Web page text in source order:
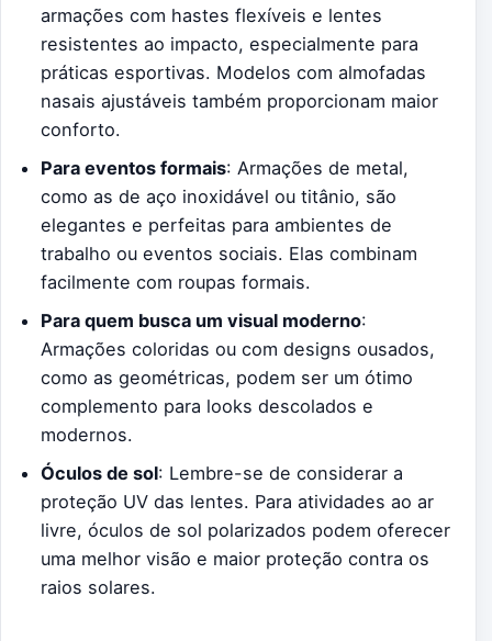
armações com hastes flexíveis e lentes
resistentes ao impacto, especialmente para
práticas esportivas. Modelos com almofadas
nasais ajustáveis também proporcionam maior
conforto.
Para eventos formais: Armações de metal,
como as de aço inoxidável ou titânio, são
elegantes e perfeitas para ambientes de
trabalho ou eventos sociais. Elas combinam
facilmente com roupas formais.
Para quem busca um visual moderno:
Armações coloridas ou com designs ousados,
como as geométricas, podem ser um ótimo
complemento para looks descolados e
modernos.
Óculos de sol: Lembre-se de considerar a
proteção UV das lentes. Para atividades ao ar
livre, óculos de sol polarizados podem oferecer
uma melhor visão e maior proteção contra os
raios solares.